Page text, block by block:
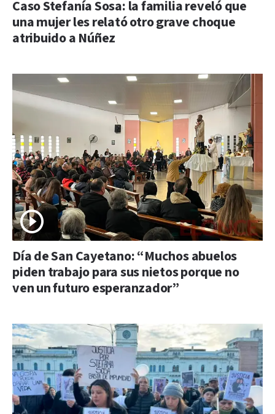
Caso Stefanía Sosa: la familia reveló que
una mujer les relató otro grave choque
atribuido a Núñez
Día de San Cayetano: “Muchos abuelos
piden trabajo para sus nietos porque no
ven un futuro esperanzador”